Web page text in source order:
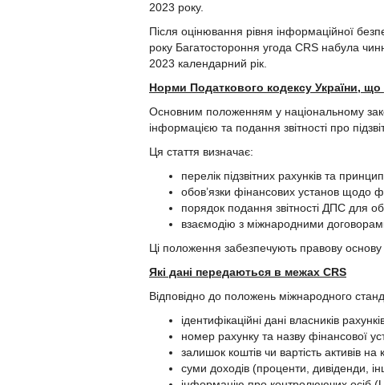
2023 року.
Після оцінювання рівня інформаційної
року Багатостороння угода CRS набула
2023 календарний рік.
Норми Податкового кодексу України,
Основним положенням у національному
інформацією та подання звітності про
Ця стаття визначає:
перелік підзвітних рахунків та
обов’язки фінансових установ щодо
порядок подання звітності ДПС для
взаємодію з міжнародними
Ці положення забезпечують правову
Які дані передаються в межах CRS
Відповідно до положень міжнародного
ідентифікаційні дані власників
номер рахунку та назву фінансової
залишок коштів чи вартість активів на
суми доходів (проценти, дивіденди,